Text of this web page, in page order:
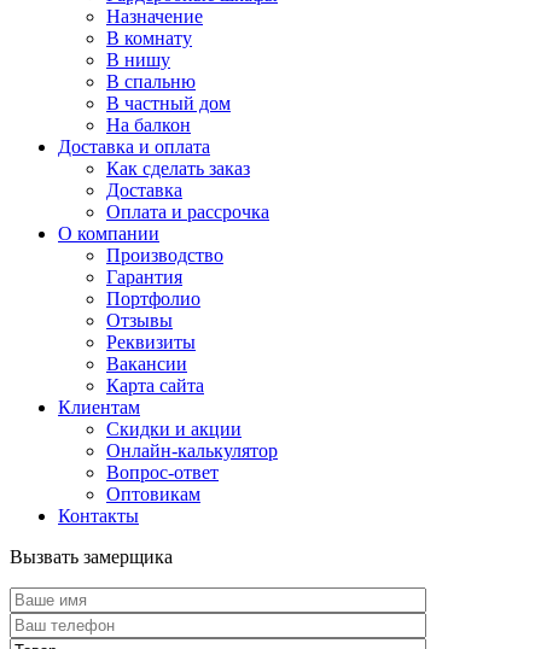
Назначение
В комнату
В нишу
В спальню
В частный дом
На балкон
Доставка и оплата
Как сделать заказ
Доставка
Оплата и рассрочка
О компании
Производство
Гарантия
Портфолио
Отзывы
Реквизиты
Вакансии
Карта сайта
Клиентам
Скидки и акции
Онлайн-калькулятор
Вопрос-ответ
Оптовикам
Контакты
Вызвать замерщика